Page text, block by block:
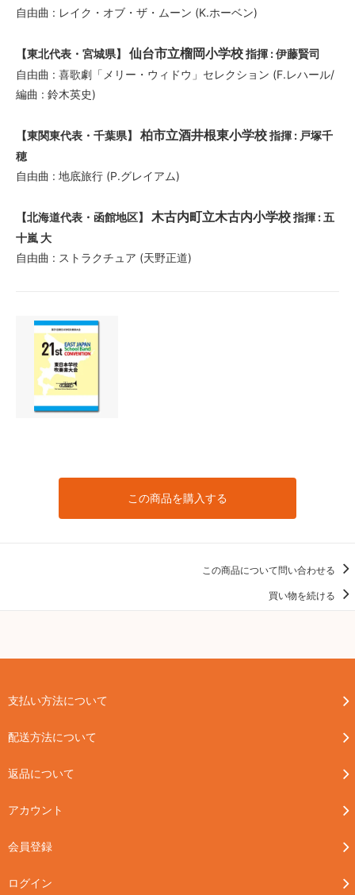
自由曲 : レイク・オブ・ザ・ムーン (K.ホーベン)
【東北代表・宮城県】 仙台市立榴岡小学校指揮 : 伊藤賢司
自由曲 : 喜歌劇「メリー・ウィドウ」セレクション (F.レハール/
編曲 : 鈴木英史)
【東関東代表・千葉県】 柏市立酒井根東小学校指揮 : 戸塚千
穂
自由曲 : 地底旅行 (P.グレイアム)
【北海道代表・函館地区】 木古内町立木古内小学校指揮 : 五
十嵐 大
自由曲 : ストラクチュア (天野正道)
この商品を購入する
この商品について問い合わせる
買い物を続ける
支払い方法について
配送方法について
返品について
アカウント
会員登録
ログイン